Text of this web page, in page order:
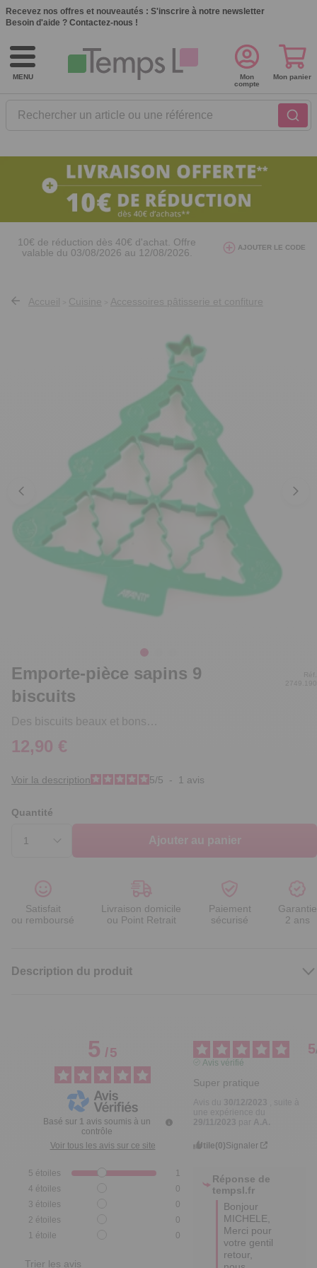
Recevez nos offres et nouveautés : S'inscrire à notre newsletter
Besoin d'aide ? Contactez-nous !
MENU
Rechercher un article ou une référence
Mon
compte
Mon panier
10€ de réduction dès 40€ d'achat. Offre
valable du 03/08/2026 au 12/08/2026.
avec le code AT26
AJOUTER LE CODE
Accueil Cuisine Accessoires pâtisserie et confiture
Emporte-pièce sapins 9
biscuits
Des biscuits beaux et bons…
Réf.
2749.190
12,90 €
Voir la description 5/5 - 1 avis
Quantité
Ajouter au panier
Satisfait
ou remboursé
Livraison domicile
ou Point Retrait
Paiement
sécurisé
Garantie
2 ans
Description du produit
5/5
Basé sur 1 avis soumis à un
contrôle
Voir tous les avis sur ce site
5 étoiles
1
4 étoiles
0
3 étoiles
0
2 étoiles
0
1 étoile 0
Trier les avis
5
Avis vérifié
Super pratique
30/12/2023
une expérience du
29/11/2023
A.A.
Utile(0)Signaler
Réponse de
tempsl.fr
Bonjour
MICHELE,
Merci pour
votre gentil
retour,